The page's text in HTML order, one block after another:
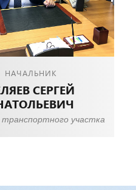
НАЧАЛЬНИК
СЕРГЕЙ
транспортного участка